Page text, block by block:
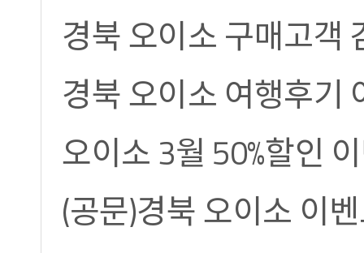
경북 오이소 구매고객
경북 오이소 여행후기
오이소 3월 50%할인
(공문)경북 오이소 이